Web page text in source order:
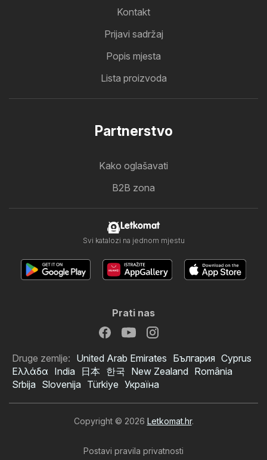
Kontakt
Prijavi sadržaj
Popis mjesta
Lista proizvoda
Partnerstvo
Kako oglašavati
B2B zona
Letkomat
Svi katalozi na jednom mjestu
Prati nas
Druge zemlje: United Arab Emirates България Cyprus
Ελλάδα India 日本 한국 New Zealand România
Srbija Slovenija Türkiye Україна
Copyright © 2026 Letkomat.hr.
Postavi pravila privatnosti